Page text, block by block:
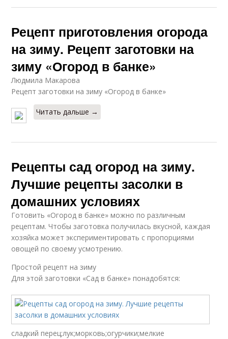
Рецепт приготовления огорода
на зиму. Рецепт заготовки на
зиму «Огород в банке»
Людмила Макарова
Рецепт заготовки на зиму «Огород в банке»
Читать дальше →
Рецепты сад огород на зиму.
Лучшие рецепты засолки в
домашних условиях
Готовить «Огород в банке» можно по различным
рецептам. Чтобы заготовка получилась вкусной, каждая
хозяйка может экспериментировать с пропорциями
овощей по своему усмотрению.
Простой рецепт на зиму
Для этой заготовки «Сад в банке» понадобятся:
сладкий перец;лук;морковь;огурчики;мелкие